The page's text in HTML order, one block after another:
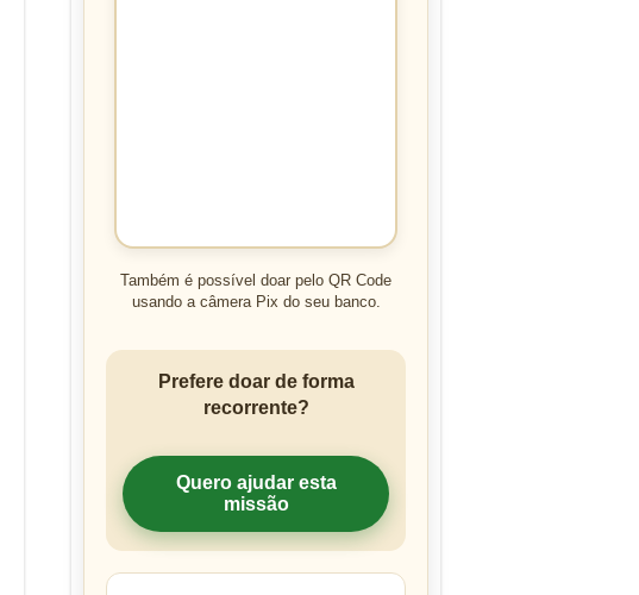
Também é possível doar pelo QR Code
usando a câmera Pix do seu banco.
Prefere doar de forma
recorrente?
Quero ajudar esta
missão